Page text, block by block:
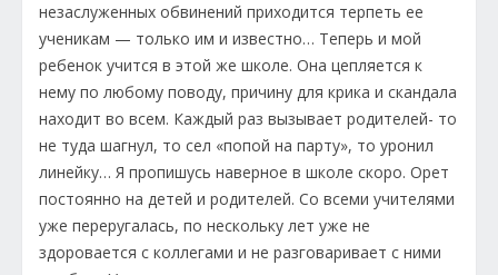
незаслуженных обвинений приходится терпеть ее
ученикам — только им и известно… Теперь и мой
ребенок учится в этой же школе. Она цепляется к
нему по любому поводу, причину для крика и скандала
находит во всем. Каждый раз вызывает родителей- то
не туда шагнул, то сел «попой на парту», то уронил
линейку… Я пропишусь наверное в школе скоро. Орет
постоянно на детей и родителей. Со всеми учителями
уже переругалась, по нескольку лет уже не
здоровается с коллегами и не разговаривает с ними